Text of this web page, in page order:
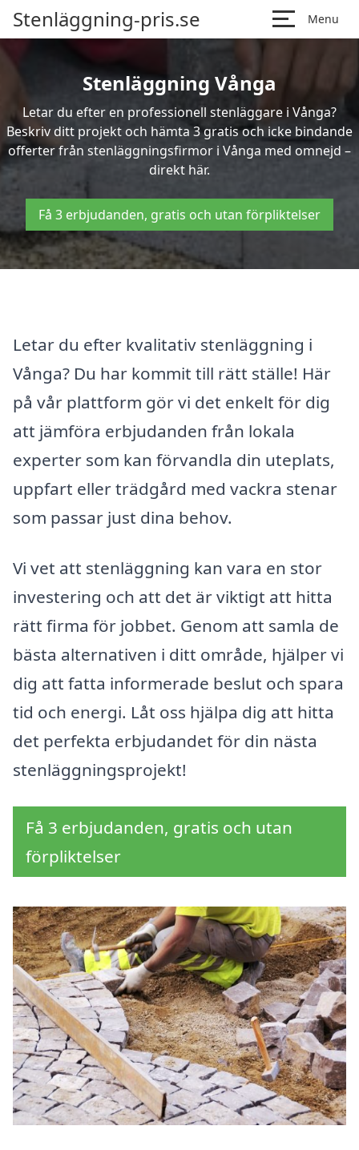
Stenläggning-pris.se Menu
Stenläggning Vånga
Letar du efter en professionell stenläggare i Vånga?
Beskriv ditt projekt och hämta 3 gratis och icke bindande
offerter från stenläggningsfirmor i Vånga med omnejd –
direkt här.
Få 3 erbjudanden, gratis och utan förpliktelser
Letar du efter kvalitativ stenläggning i
Vånga? Du har kommit till rätt ställe! Här
på vår plattform gör vi det enkelt för dig
att jämföra erbjudanden från lokala
experter som kan förvandla din uteplats,
uppfart eller trädgård med vackra stenar
som passar just dina behov.
Vi vet att stenläggning kan vara en stor
investering och att det är viktigt att hitta
rätt firma för jobbet. Genom att samla de
bästa alternativen i ditt område, hjälper vi
dig att fatta informerade beslut och spara
tid och energi. Låt oss hjälpa dig att hitta
det perfekta erbjudandet för din nästa
stenläggningsprojekt!
Få 3 erbjudanden, gratis och utan
förpliktelser